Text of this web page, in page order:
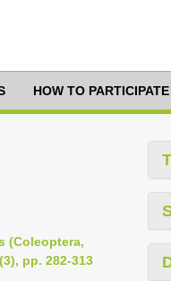
HOW TO PARTICIPATE
(Coleoptera,
pp. 282-313